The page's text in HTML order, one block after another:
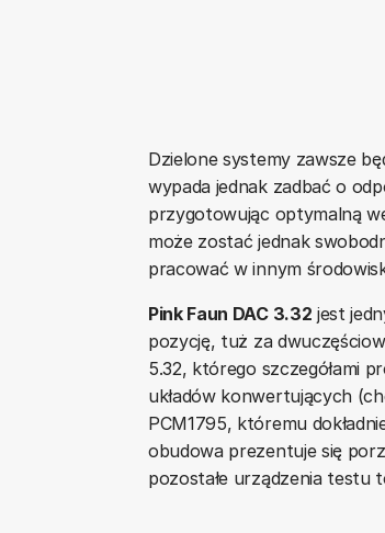
Dzielone systemy zawsze
wypada jednak zadbać o
przygotowując optymalną
może zostać jednak
pracować w innym
Pink Faun DAC 3.32 jest
pozycję, tuż za
5.32, którego szczegółami
układów konwertujących
PCM1795, któremu
obudowa prezentuje się
pozostałe urządzenia testu